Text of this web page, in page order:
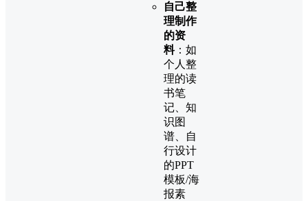
自己整
理制作
的资
料：如
个人整
理的读
书笔
记、知
识图
谱、自
行设计
的PPT
模板/海
报素